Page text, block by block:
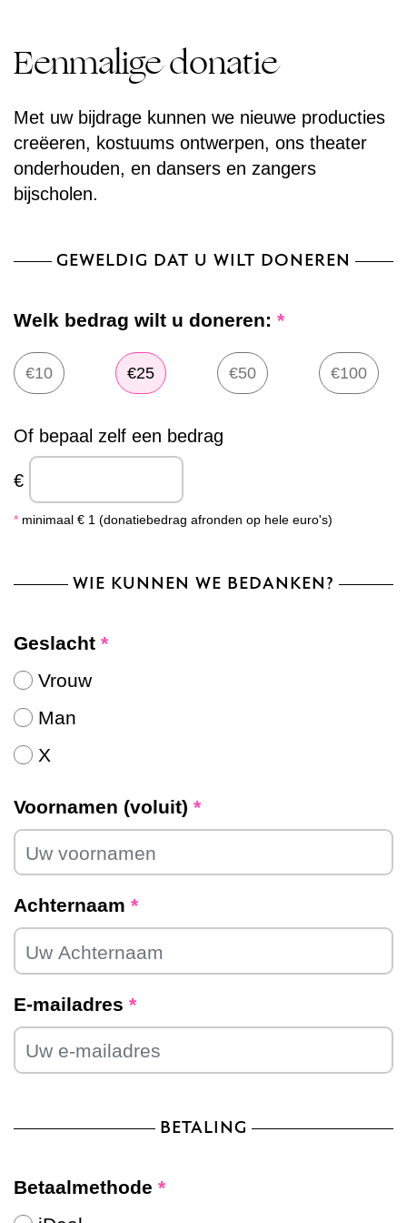
Eenmalige donatie
Met uw bijdrage kunnen we nieuwe producties
creëeren, kostuums ontwerpen, ons theater
onderhouden, en dansers en zangers
bijscholen.
GEWELDIG DAT U WILT DONEREN
Welk bedrag wilt u doneren: *
€10 €25 €50 €100
Of bepaal zelf een bedrag
€
* minimaal € 1 (donatiebedrag afronden op hele euro's)
WIE KUNNEN WE BEDANKEN?
Geslacht *
Vrouw
Man
X
Voornamen (voluit) *
Achternaam *
E-mailadres *
BETALING
Betaalmethode *